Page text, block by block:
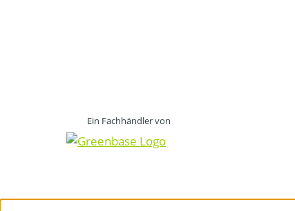
Ein Fachhändler von